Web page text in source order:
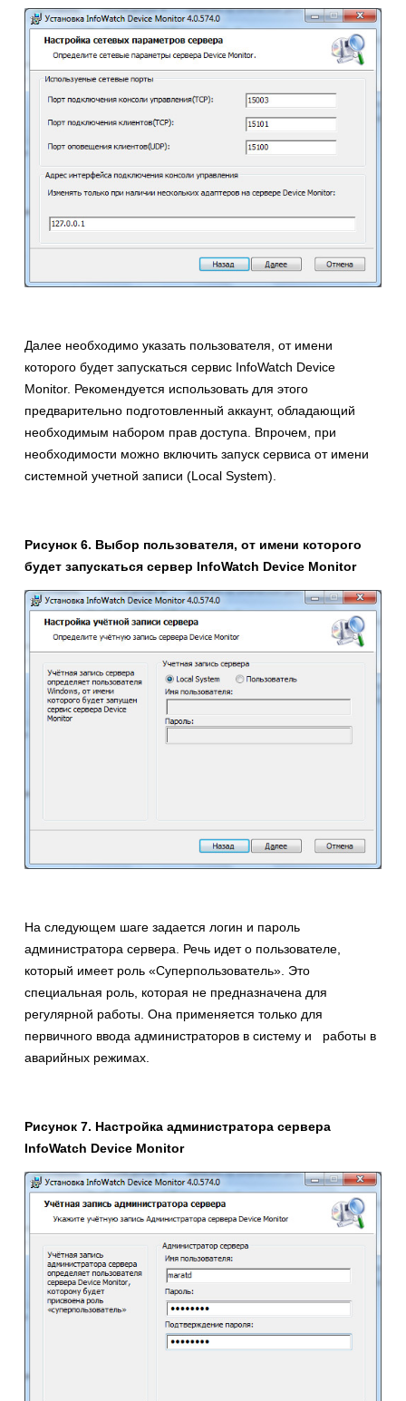
Далее необходимо указать пользователя, от имени
которого будет запускаться сервис InfoWatch Device
Monitor. Рекомендуется использовать для этого
предварительно подготовленный аккаунт, обладающий
необходимым набором прав доступа. Впрочем, при
необходимости можно включить запуск сервиса от имени
системной учетной записи (Local System).
Рисунок 6. Выбор пользователя, от имени которого
будет запускаться сервер InfoWatch Device Monitor
На следующем шаге задается логин и пароль
администратора сервера. Речь идет о пользователе,
который имеет роль «Суперпользователь». Это
специальная роль, которая не предназначена для
регулярной работы. Она применяется только для
первичного ввода администраторов в систему и работы в
аварийных режимах.
Рисунок 7. Настройка администратора сервера
InfoWatch Device Monitor